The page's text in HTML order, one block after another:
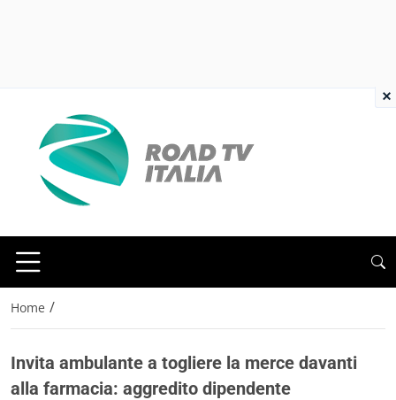
Home /
Invita ambulante a togliere la merce davanti
alla farmacia: aggredito dipendente
×